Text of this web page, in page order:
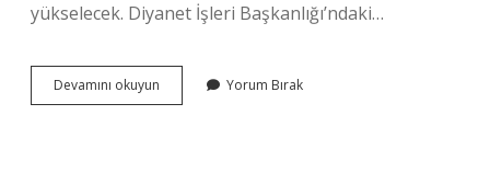
yükselecek. Diyanet İşleri Başkanlığı’ndaki…
Devamını okuyun
Cerrahı
Yorum Bırak